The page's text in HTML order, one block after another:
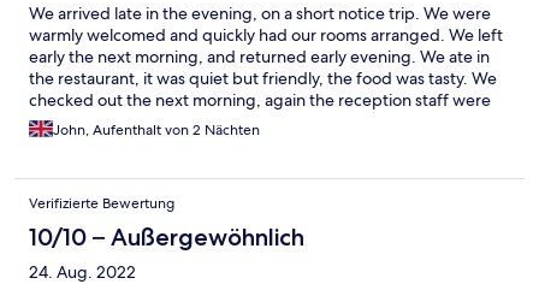
We arrived late in the evening, on a short notice trip. We were
warmly welcomed and quickly had our rooms arranged. We left
early the next morning, and returned early evening. We ate in
the restaurant, it was quiet but friendly, the food was tasty. We
checked out the next morning, again the reception staff were
very efficient and friendly. There is a health spa and other
facilities, but we never had time to enjoy them. The village
look around.
John, Aufenthalt von 2 Nächten
Verifizierte Bewertung
10/10 – Außergewöhnlich
24. Aug. 2022